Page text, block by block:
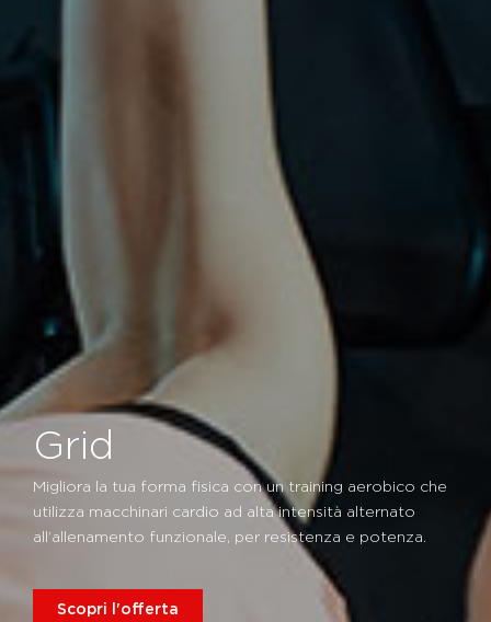
Grid
Migliora la tua forma fisica con un training aerobico che
utilizza macchinari cardio ad alta intensità alternato
all’allenamento funzionale, per resistenza e potenza.
Scopri l'offerta